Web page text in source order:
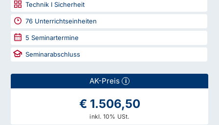
Technik I Sicherheit
76 Unterrichtseinheiten
5 Seminartermine
Seminarabschluss
AK-Preis i
€ 1.506,50
inkl. 10% USt.